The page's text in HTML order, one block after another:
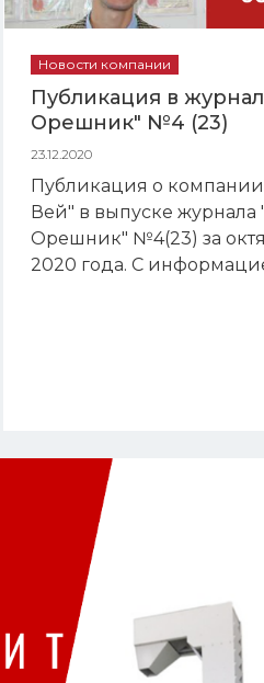
Новости компании
Публикация в
Орешник" №4 (23)
23.12.2020
Публикация о
Вей" в выпуске журнала
Орешник" №4(23) за
2020 года. С
достижениях нашей